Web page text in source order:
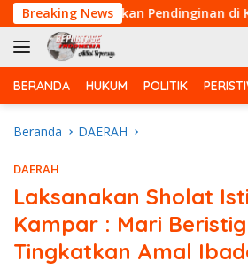
Langsung
ke
konten
Breaking News
Laksanakan Pendinginan di
BERANDA HUKUM POLITIK
Beranda DAERAH
DAERAH
Laksanakan Sholat
Kampar : Mari
Tingkatkan Amal